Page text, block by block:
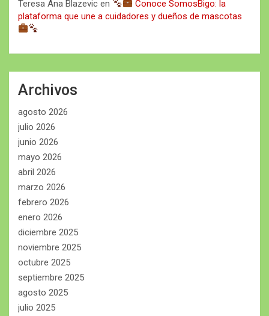
Teresa Ana Blazevic en
Conoce SomosBigo: la
plataforma que une a cuidadores y dueños de mascotas
Archivos
agosto 2026
julio 2026
junio 2026
mayo 2026
abril 2026
marzo 2026
febrero 2026
enero 2026
diciembre 2025
noviembre 2025
octubre 2025
septiembre 2025
agosto 2025
julio 2025